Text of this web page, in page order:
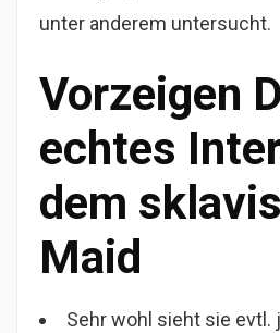
unter anderem untersucht.
Vorzeigen
echtes
dem
Maid
Sehr wohl sieht sie evtl.